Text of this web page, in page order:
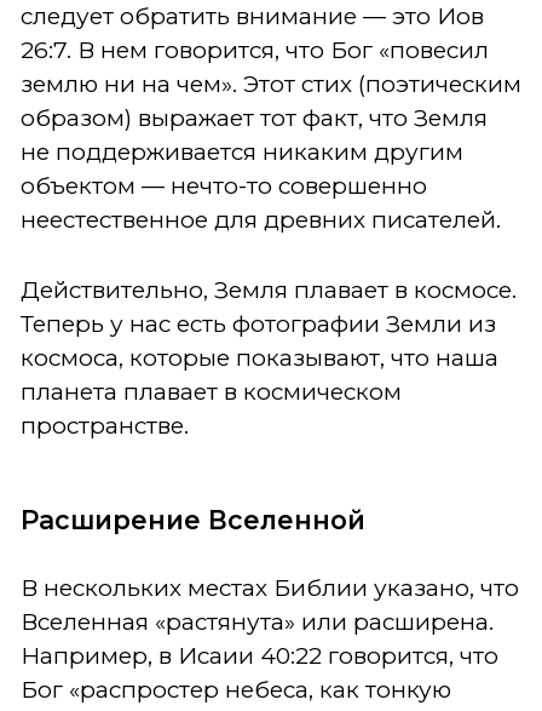
следует обратить внимание — это Иов
26:7. В нем говорится, что Бог «повесил
землю ни на чем». Этот стих (поэтическим
образом) выражает тот факт, что Земля
не поддерживается никаким другим
объектом — нечто-то совершенно
неестественное для древних писателей.
Действительно, Земля плавает в космосе.
Теперь у нас есть фотографии Земли из
космоса, которые показывают, что наша
планета плавает в космическом
пространстве.
Расширение Вселенной
В нескольких местах Библии указано, что
Вселенная «растянута» или расширена.
Например, в Исаии 40:22 говорится, что
Бог «распростер небеса, как тонкую